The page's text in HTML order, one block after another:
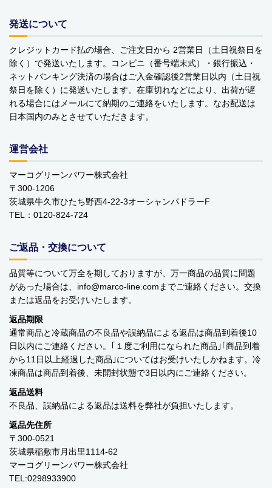
商品カテゴリー
食品
ペットフード・グッズ
動物モチーフグッズ
日用品・雑貨
コンテナキャリー
美容
アパレル
アクセサリー
アウトドア
健康・フィットネス
防災用品・保存食品
家電
ガーデニング
おもちゃ・ホビー
発送について
クレジットカード払の場合、ご注文日から 2営業日（土日祝祭日を
除く）で発送いたします。コンビニ（番号端末式）・銀行振込・
ネットバンキング決済の場合はご入金確認後2営業日以内（土日祝
祭日を除く）に発送いたします。在庫切れなどにより、出荷が遅
れる場合にはメールにて納期のご連絡をいたします。なお配送は
日本国内のみとさせていただきます。
運営会社
マーコグリーンパワー株式会社
〒300-1206
茨城県牛久市ひたち野西4-22-3オーシャンパドラーF
TEL：0120-824-724
ご返品・交換について
品質等について万全を期しておりますが、万一商品の品質に問題
があった場合は、info
marco-line.com までご連絡ください。交換
または返品をお受けいたします。
返品期限
通常商品と冷蔵商品の不良品や誤納品による返品は商品到着後10
日以内にご連絡ください。｢１度ご利用になられた商品｣｢商品到着
から11日以上経過した商品｣についてはお受けいたしかねます。冷
凍商品は商品到着後、未開封状態で3日以内にご連絡ください。
返品送料
不良品、誤納品による返品は送料を弊社が負担いたします。
返品先住所
〒300-0521
茨城県稲敷市月出里1114-62
マーコグリーンパワー株式会社
TEL:0298933900